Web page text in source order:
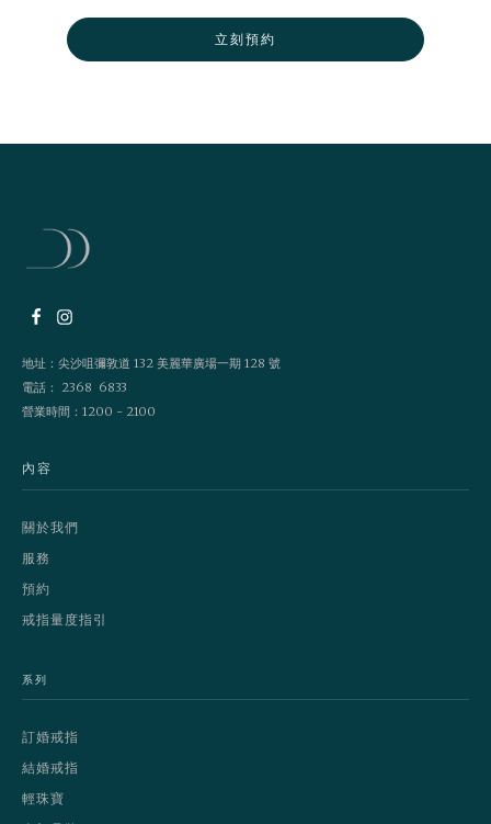
立刻預約
地址：尖沙咀彌敦道 132 美麗華廣場一期 128 號
電話： 2368 6833
營業時間：1200 - 2100
內容
關於我們
服務
預約
戒指量度指引
系列
訂婚戒指
結婚戒指
輕珠寶